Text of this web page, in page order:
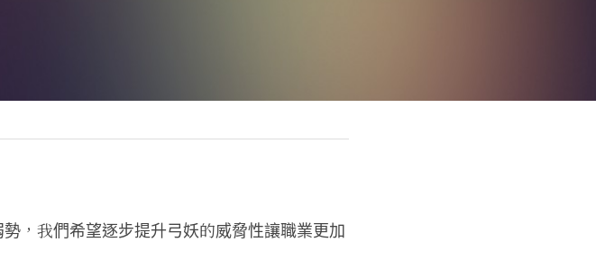
，我們希望逐步提升弓妖的威脅性讓職業更加